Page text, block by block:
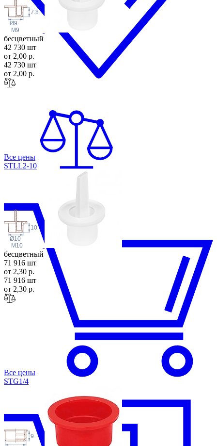
Ø9
7.8
M9
бесцветный
42 730 шт
от 2,00 р.
42 730 шт
от 2,00 р.
Все цены
STLL2-10
Ø10
10
M10
бесцветный
71 916 шт
от 2,30 р.
71 916 шт
от 2,30 р.
Все цены
STG1/4
9